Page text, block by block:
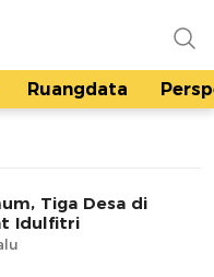
Ruangdata
Tiga Desa di
Idulfitri